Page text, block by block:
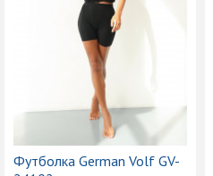
Футболка German Volf GV-